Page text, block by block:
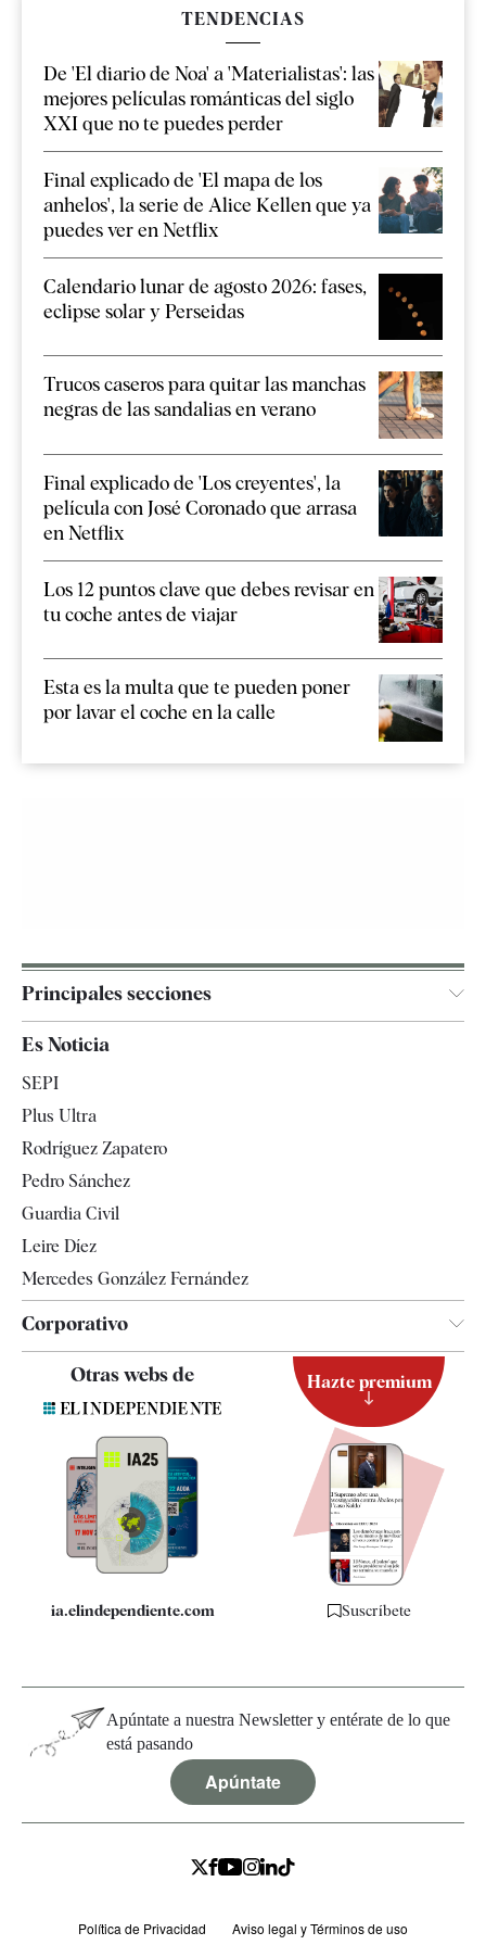
TENDENCIAS
De 'El diario de Noa' a 'Materialistas': las
mejores películas románticas del siglo
XXI que no te puedes perder
Final explicado de 'El mapa de los
anhelos', la serie de Alice Kellen que ya
puedes ver en Netflix
Calendario lunar de agosto 2026: fases,
eclipse solar y Perseidas
Trucos caseros para quitar las manchas
negras de las sandalias en verano
Final explicado de 'Los creyentes', la
película con José Coronado que arrasa
en Netflix
Los 12 puntos clave que debes revisar en
tu coche antes de viajar
Esta es la multa que te pueden poner
por lavar el coche en la calle
Principales secciones
España
Televisión
Es Noticia
SEPI
Plus Ultra
Rodríguez Zapatero
Pedro Sánchez
Guardia Civil
Leire Díez
Mercedes González Fernández
Corporativo
Contacto
Quiénes somos
Especificaciones
Otras webs de
ia.elindependiente.com
Hazte premium
Suscríbete
Apúntate a nuestra Newsletter y entérate de lo que
está pasando
Apúntate
Política de Privacidad Aviso legal y Términos de uso